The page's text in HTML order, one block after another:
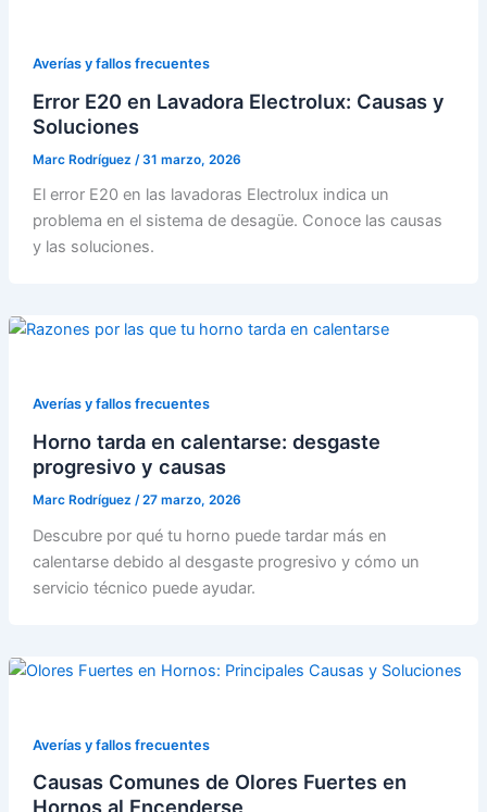
Averías y fallos frecuentes
Error E20 en Lavadora Electrolux: Causas y
Soluciones
Marc Rodríguez /31 marzo, 2026
El error E20 en las lavadoras Electrolux indica un
problema en el sistema de desagüe. Conoce las causas
y las soluciones.
Averías y fallos frecuentes
Horno tarda en calentarse: desgaste
progresivo y causas
Marc Rodríguez /27 marzo, 2026
Descubre por qué tu horno puede tardar más en
calentarse debido al desgaste progresivo y cómo un
servicio técnico puede ayudar.
Averías y fallos frecuentes
Causas Comunes de Olores Fuertes en
Hornos al Encenderse